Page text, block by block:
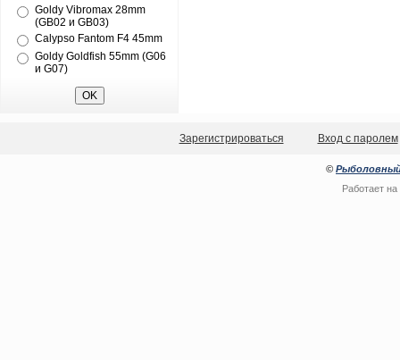
Goldy Vibromax 28mm
(GB02 и GB03)
Calypso Fantom F4 45mm
Goldy Goldfish 55mm (G06
и G07)
Зарегистрироваться Вход с паролем
© Рыболовный
Работает